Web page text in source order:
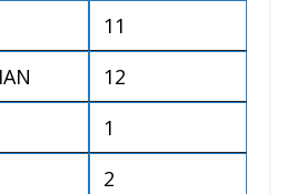
11
12
1
2